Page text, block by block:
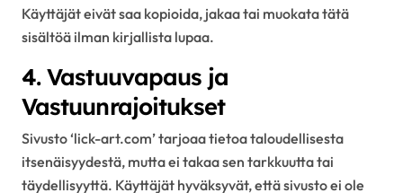
Käyttäjät eivät saa kopioida, jakaa tai muokata tätä
sisältöä ilman kirjallista lupaa.
4. Vastuuvapaus ja
Vastuunrajoitukset
Sivusto ‘lick-art.com’ tarjoaa tietoa taloudellisesta
itsenäisyydestä, mutta ei takaa sen tarkkuutta tai
täydellisyyttä. Käyttäjät hyväksyvät, että sivusto ei ole